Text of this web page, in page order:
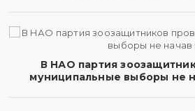
В НАО партия
муниципальные выборы не